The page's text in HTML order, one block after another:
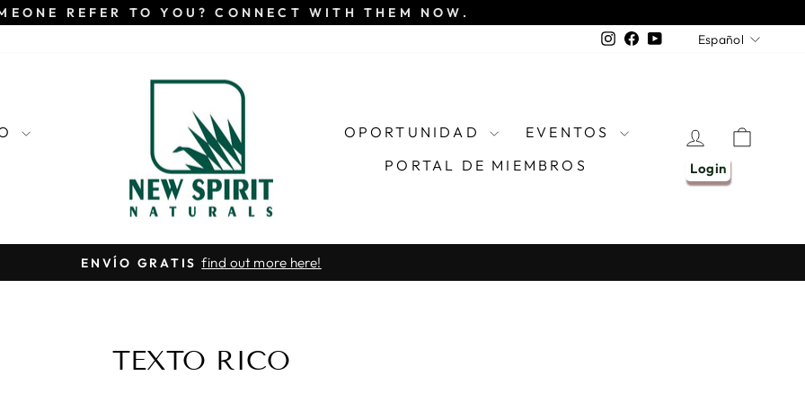
REFER TO YOU? CONNECT WITH THEM NOW.
Instagram
Facebook
YouTubeIDIOMA
Español
OPORTUNIDAD
EVENTOS
PORTAL DE MIEMBROS
INGRESAR
Login
diapositivas
ENVÍO GRATIS find out more here!
TEXTO RICO